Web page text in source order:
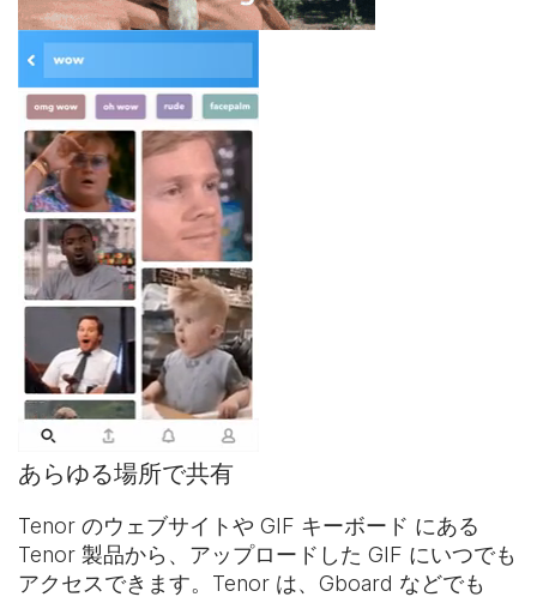
あらゆる場所で共有
Tenor のウェブサイトや GIF キーボード にある
Tenor 製品から、アップロードした GIF にいつでも
アクセスできます。Tenor は、Gboard などでも